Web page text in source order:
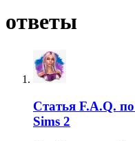
ответы
Статья F.A.Q.
Sims 2